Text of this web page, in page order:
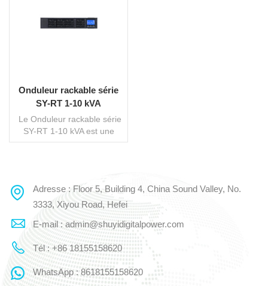
Onduleur rackable série
SY-RT 1-10 kVA
Le Onduleur rackable série
SY-RT 1-10 kVA est une
fiabilité élevée UPS en ligne
communications, de
l'éducation, de la santé et
bien plus encore. double
conversion en ligne et une
commande par
microprocesseur. Il dispose
d'une large plage de tension
d'entrée et est compatible
LIRE LA SUITE
Adresse : Floor 5, Building 4, China Sound Valley, No.
3333, Xiyou Road, Hefei
E-mail : admin@shuyidigitalpower.com
Tél : +86 18155158620
WhatsApp : 8618155158620